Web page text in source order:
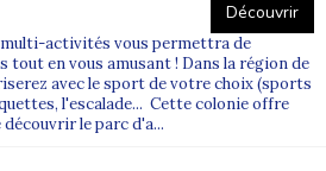
Découvrir
activités vous permettra de
en vous amusant ! Dans la région de
avec le sport de votre choix (sports
l'escalade... Cette colonie offre
le parc d'a...